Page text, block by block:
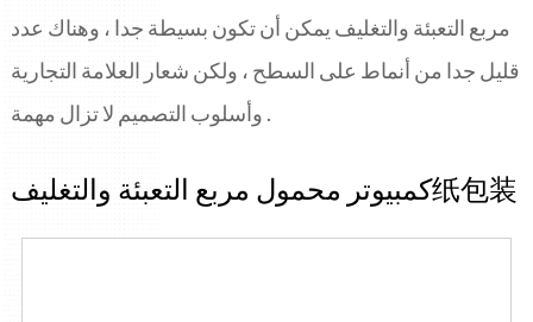
日本語
ENGLISH
中文
مربع التعبئة والتغليف يمكن أن تكون بسيطة جدا ، وهناك عدد
قليل جدا من أنماط على السطح ، ولكن شعار العلامة التجارية
وأسلوب التصميم لا تزال مهمة .
كمبيوتر محمول مربع التعبئة والتغليف纸包装